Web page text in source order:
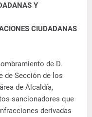
Y
CIUDADANAS
de D.
de Sección de los
de Alcaldía,
sancionadores que
derivadas